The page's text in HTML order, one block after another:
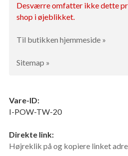
Desværre omfatter ikke dette
shop i øjeblikket.
Til butikken hjemmeside »
Sitemap »
Vare-ID:
I-POW-TW-20
Direkte link:
Højreklik på og kopiere linket